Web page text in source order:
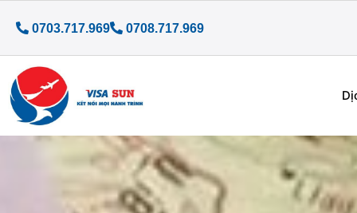
0703.717.969 0708.717.969